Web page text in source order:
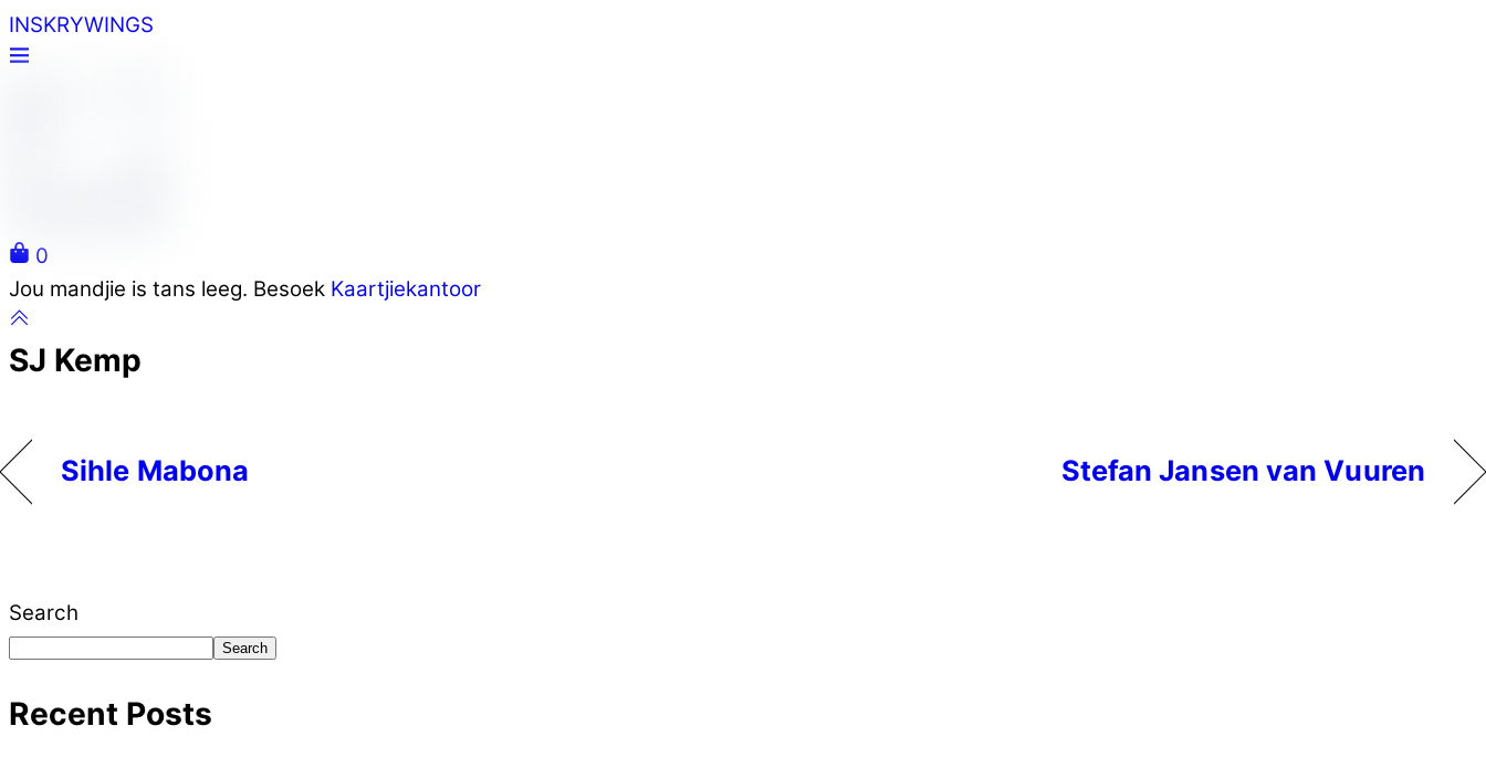
Skip
to
INSKRYWINGS
0
Close
Cart
Jou mandjie is tans leeg. Besoek Kaartjiekantoor
SJ Kemp
Sihle Mabona Stefan Jansen van Vuuren
Search
Search
Recent Posts